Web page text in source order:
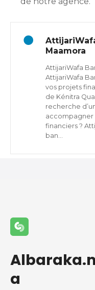
Maamora
AttijariWafa
AttijariWafa
vos projets
de Kénitra
recherche
accompagner
financiers ?
ban…
a